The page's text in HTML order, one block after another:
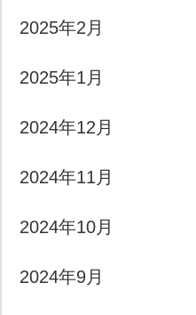
2025年2月
2025年1月
2024年12月
2024年11月
2024年10月
2024年9月